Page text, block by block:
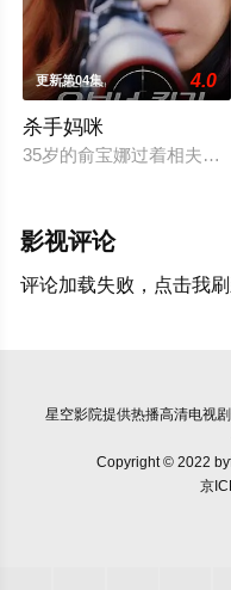
更新第04集 4.0
杀手妈咪
35岁的俞宝娜过着相夫教
影视评论
评论加载失败，点击我
星空影院提供热播高清电视
Copyright © 2022
京